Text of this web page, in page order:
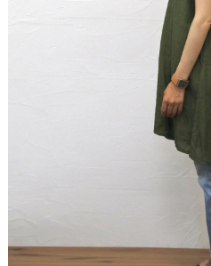
洗濯や使用頻度にもよりますが、
何度も使って洗濯をしているうち
らかで滑らかな肌触りになります。
通常の洗濯用洗剤で、洗濯機で洗え
ただし、蛍光剤や増白剤の含まれて
繊維は傷み、毛羽立ちも多くなりま
半乾きの状態でアイロンをかける
リネン・その歴史とプロ